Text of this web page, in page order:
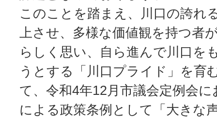
このことを踏まえ、川口の誇れ
上させ、多様な価値観を持つ者
らしく思い、自ら進んで川口を
うとする「川口プライド」を育
て、令和4年12月市議会定例会
による政策条例として「大きな